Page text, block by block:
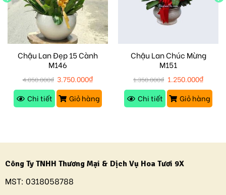
Chậu Lan Đẹp 15 Cành
M146
4.050.000₫ 3.750.000₫
Chi tiết
Giỏ hàng
Chậu Lan Chúc Mừng
M151
1.350.000₫ 1.250.000₫
Chi tiết
Giỏ hàng
Công Ty TNHH Thương Mại & Dịch Vụ Hoa Tươi 9X
MST: 0318058788